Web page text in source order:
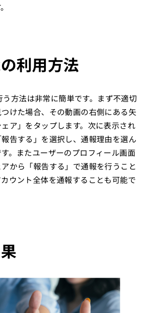
利用方法
方法は非常に簡単です。まず不適切
けた場合、その動画の右側にある矢
ア」をタップします。次に表示され
告する」を選択し、通報理由を選ん
。またユーザーのプロフィール画面
から「報告する」で通報を行うこと
ウント全体を通報することも可能で